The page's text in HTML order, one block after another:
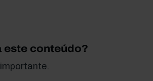
este conteúdo?